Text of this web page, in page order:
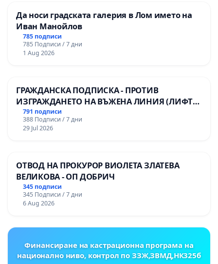
Да носи градската галерия в Лом името на
Иван Манойлов
785 подписи
785 Подписи / 7 дни
1 Aug 2026
ГРАЖДАНСКА ПОДПИСКА - ПРОТИВ
ИЗГРАЖДАНЕТО НА ВЪЖЕНА ЛИНИЯ (ЛИФТ)
НА ТЕРИТОРИЯТА НА ПРИРОДНА
ЗАБЕЛЕЖИТЕЛНОСТ „ХЪЛМ НА
ОСВОБОДИТЕЛИТЕ“ (БУНАРДЖИК)
791 подписи
388 Подписи / 7 дни
29 Jul 2026
ОТВОД НА ПРОКУРОР ВИОЛЕТА ЗЛАТЕВА
ВЕЛИКОВА - ОП ДОБРИЧ
345 подписи
345 Подписи / 7 дни
6 Aug 2026
Финансиране на кастрационна програма на
национално ниво, контрол по ЗЗЖ,ЗВМД,НК325б